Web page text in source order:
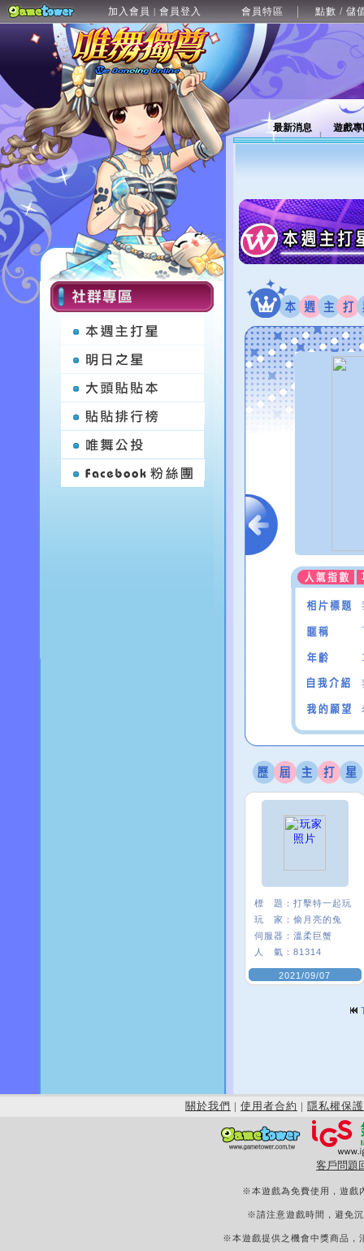
加入會員 | 會員登入 會員特區 點數 / 儲
最新消息 遊戲
標 題： 打擊特一起玩
玩 家： 偷月亮的兔
伺服器： 溫柔巨蟹
人 氣： 81314
2021/09/07
關於我們 | 使用者合約 | 隱私權保護
客戶問題
※本遊戲為免費使用，遊戲
※請注意遊戲時間，避免
※本遊戲提供之機會中獎商品，